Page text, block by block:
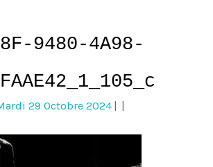
9480-4A98-
29 Octobre 2024